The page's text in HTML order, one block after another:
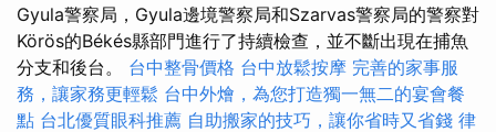
Gyula警察局，Gyula邊境警察局和Szarvas警察局的警察對
Körös的Békés縣部門進行了持續檢查，並不斷出現在捕魚
分支和後台。 台中整骨價格 台中放鬆按摩 完善的家事服
務，讓家務更輕鬆 台中外燴，為您打造獨一無二的宴會餐
點 台北優質眼科推薦 自助搬家的技巧，讓你省時又省錢 律